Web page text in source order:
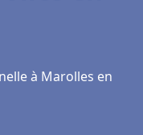
à Marolles en